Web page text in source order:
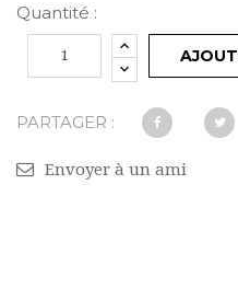
Quantité :
PARTAGER :
Envoyer à un ami